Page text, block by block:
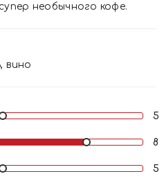
необычного кофе.
вино